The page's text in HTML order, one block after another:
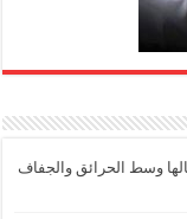
وسط الحرائق والجفاف